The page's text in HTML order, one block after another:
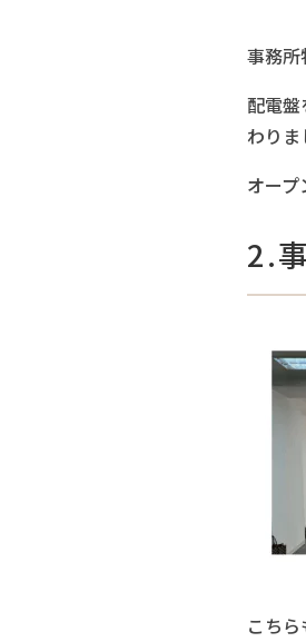
事務所
配電盤
わりま
オー
2.
こちら